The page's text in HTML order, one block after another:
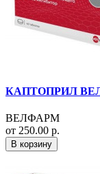
КАПТОПРИЛ
ВЕЛФАРМ
от 250.00 р.
В корзину